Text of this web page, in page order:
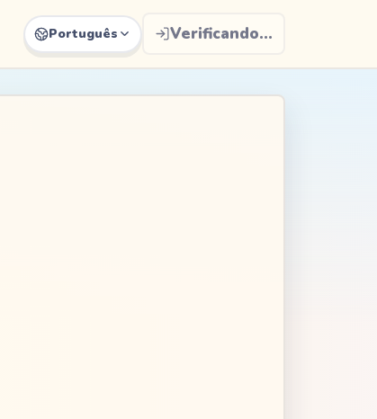
Português Verificando...